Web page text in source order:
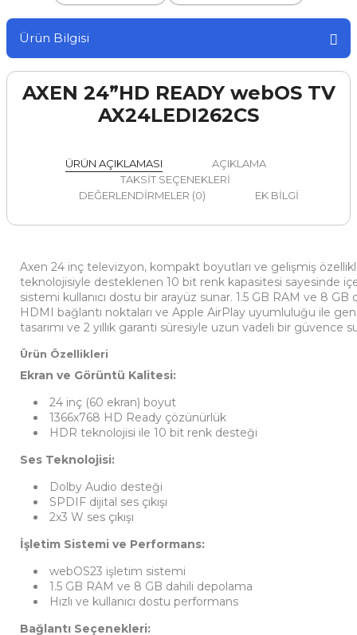
Ürün Bilgisi
AXEN 24”HD READY webOS TV
AX24LEDI262CS
ÜRÜN AÇIKLAMASI
AÇIKLAMA
TAKSİT SEÇENEKLERİ
DEĞERLENDIRMELER (0)
EK BILGI
Axen 24 inç televizyon, kompakt boyutları ve gelişmiş
teknolojisiyle desteklenen 10 bit renk kapasitesi sayesinde
sistemi kullanıcı dostu bir arayüz sunar. 1.5 GB RAM ve 8
HDMI bağlantı noktaları ve Apple AirPlay uyumluluğu ile
tasarımı ve 2 yıllık garanti süresiyle uzun vadeli bir
Ürün Özellikleri
Ekran ve Görüntü Kalitesi:
24 inç (60 ekran) boyut
1366x768 HD Ready çözünürlük
HDR teknolojisi ile 10 bit renk desteği
Ses Teknolojisi:
Dolby Audio desteği
SPDIF dijital ses çıkışı
2x3 W ses çıkışı
İşletim Sistemi ve Performans:
webOS23 işletim sistemi
1.5 GB RAM ve 8 GB dahili depolama
Hızlı ve kullanıcı dostu performans
Bağlantı Seçenekleri: